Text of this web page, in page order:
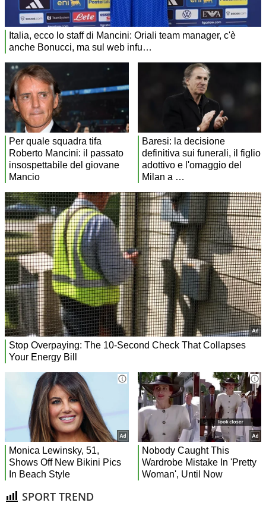
SPORT TREND